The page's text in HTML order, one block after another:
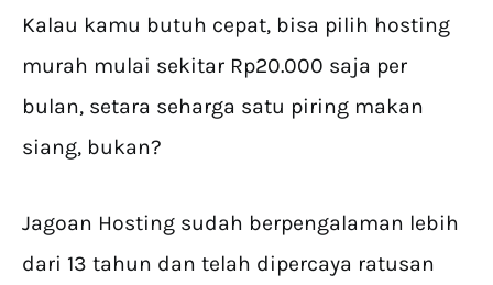
Kalau kamu butuh cepat, bisa pilih hosting
murah mulai sekitar Rp20.000 saja per
bulan, setara seharga satu piring makan
siang, bukan?
Jagoan Hosting sudah berpengalaman lebih
dari 13 tahun dan telah dipercaya ratusan